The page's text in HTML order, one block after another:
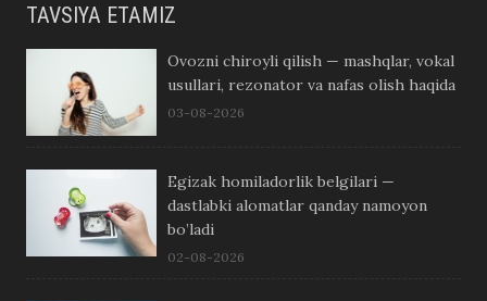
TAVSIYA ETAMIZ
Ovozni chiroyli qilish — mashqlar, vokal
usullari, rezonator va nafas olish haqida
03-08-2026
Egizak homiladorlik belgilari —
dastlabki alomatlar qanday namoyon
bo’ladi
02-08-2026